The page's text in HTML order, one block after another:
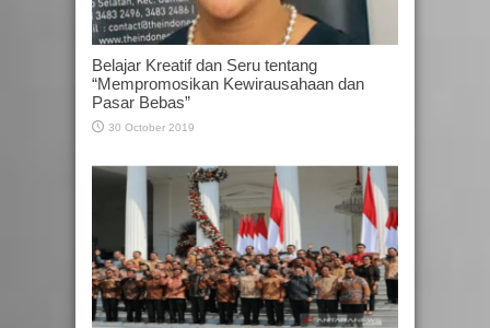
Belajar Kreatif dan Seru tentang
“Mempromosikan Kewirausahaan dan
Pasar Bebas”
30 October 2019